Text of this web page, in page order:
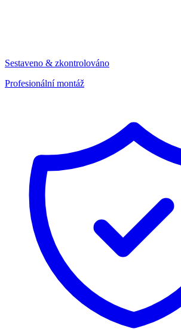
Sestaveno & zkontrolováno
Profesionální montáž